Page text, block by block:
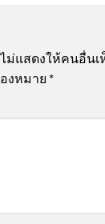
ม่แสดงให้คนอื่นเ
งหมาย *